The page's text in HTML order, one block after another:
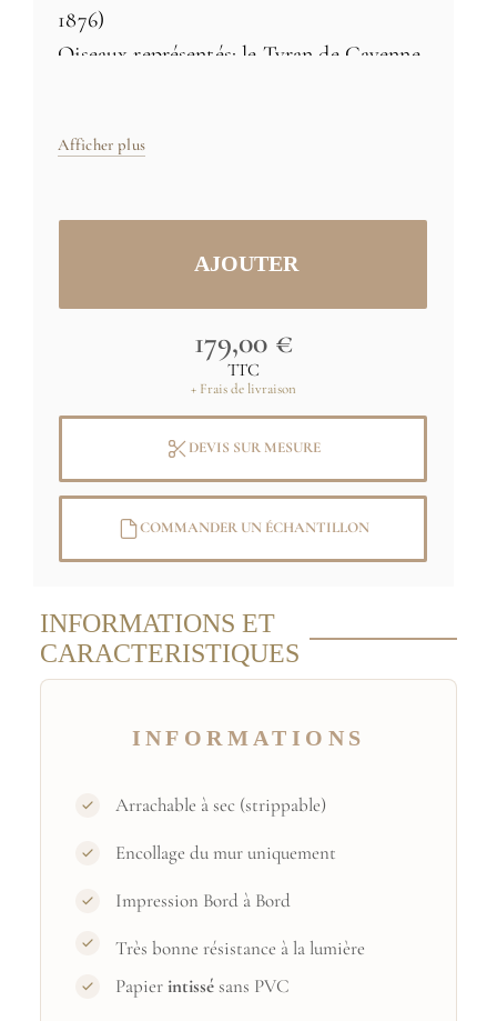
1876)
Oiseaux représentés: le Tyran de Cayenne
disponible sur demande
Tailles et couleurs spécifiques
Afficher plus
179,00 €
TTC
+ Frais de livraison
DEVIS SUR MESURE
COMMANDER UN ÉCHANTILLON
INFORMATIONS ET
CARACTERISTIQUES
INFORMATIONS
Arrachable à sec (strippable)
Encollage du mur uniquement
Impression Bord à Bord
Très bonne résistance à la lumière
Papierintissésans PVC